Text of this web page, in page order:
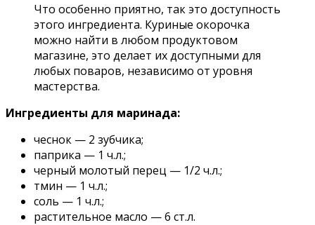
Что особенно приятно, так это доступность
этого ингредиента. Куриные окорочка
можно найти в любом продуктовом
магазине, это делает их доступными для
любых поваров, независимо от уровня
мастерства.
Ингредиенты для маринада:
чеснок — 2 зубчика;
паприка — 1 ч.л.;
черный молотый перец — 1/2 ч.л.;
тмин — 1 ч.л.;
соль — 1 ч.л.;
растительное масло — 6 ст.л.